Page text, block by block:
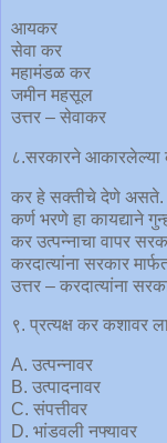
आयकर
सेवा कर
महामंडळ कर
जमीन महसूल
उत्तर – सेवाकर
८.सरकारने आकारलेल्या
कर हे सक्तीचे देणे असते.
कर्ण भरणे हा कायद्याने
कर उत्पन्नाचा वापर
करदात्यांना सरकार
उत्तर – करदात्यांना
९. प्रत्यक्ष कर कशावर
A. उत्पन्नावर
B. उत्पादनावर
C. संपत्तीवर
D. भांडवली नफ्यावर